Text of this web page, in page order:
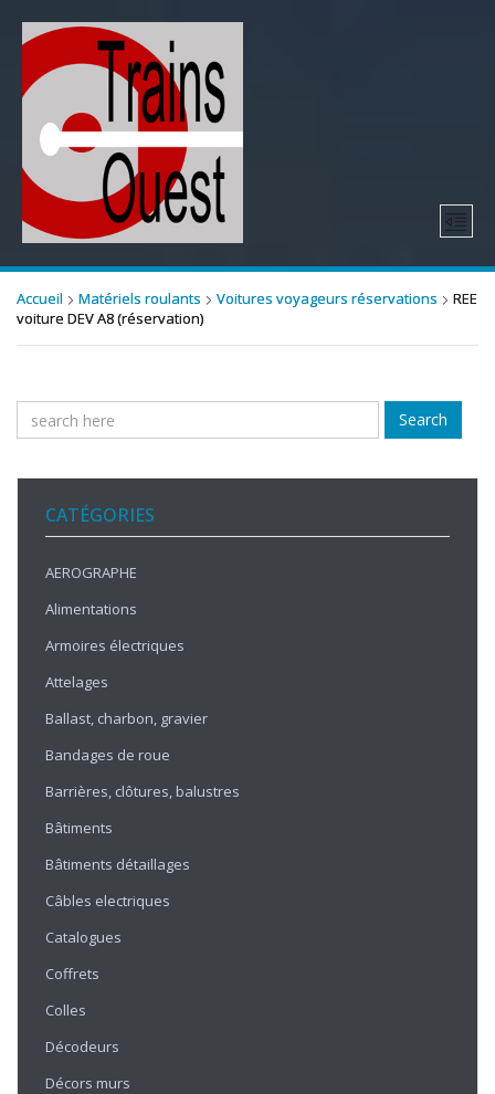
Accueil Matériels roulants Voitures voyageurs réservations
REE
voiture DEV A8 (réservation)
Search
CATÉGORIES
AEROGRAPHE
Alimentations
Armoires électriques
Attelages
Ballast, charbon, gravier
Bandages de roue
Barrières, clôtures, balustres
Bâtiments
Bâtiments détaillages
Câbles electriques
Catalogues
Coffrets
Colles
Décodeurs
Décors murs